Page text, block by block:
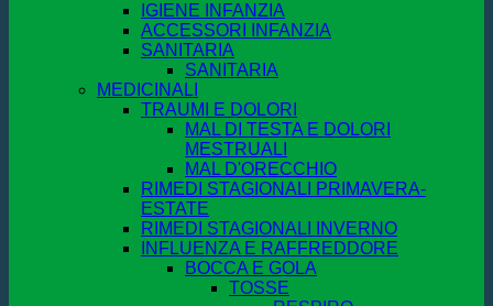
IGIENE INFANZIA
ACCESSORI INFANZIA
SANITARIA
SANITARIA
MEDICINALI
TRAUMI E DOLORI
MAL DI TESTA E DOLORI
MESTRUALI
MAL D'ORECCHIO
RIMEDI STAGIONALI PRIMAVERA-
ESTATE
RIMEDI STAGIONALI INVERNO
INFLUENZA E RAFFREDDORE
BOCCA E GOLA
TOSSE